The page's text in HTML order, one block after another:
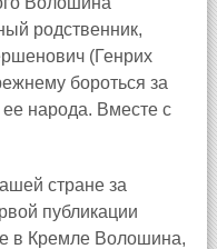
родственник,
(Генрих
бороться за
ее народа. Вместе с
стране за
публикации
в Кремле Волошина,